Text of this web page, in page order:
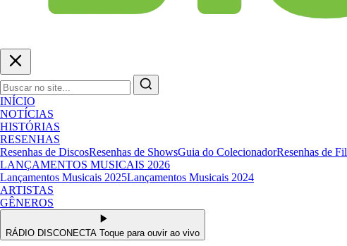
INÍCIO
NOTÍCIAS
HISTÓRIAS
RESENHAS
Resenhas de DiscosResenhas de ShowsGuia do ColecionadorResenhas de
LANÇAMENTOS MUSICAIS 2026
Lançamentos Musicais 2025Lançamentos Musicais 2024
ARTISTAS
GÊNEROS
RÁDIO DISCONECTA Toque para ouvir ao vivo